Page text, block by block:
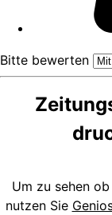
Bitte bewerten
Um zu sehen
nutzen Sie